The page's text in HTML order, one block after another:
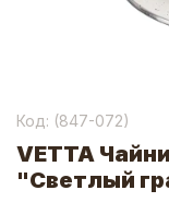
Код: (847-072)
VETTA
"Светлый